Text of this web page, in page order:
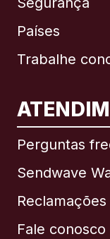
Países
Trabalhe
Perguntas
Sendwave
Fale conosco
Brasil